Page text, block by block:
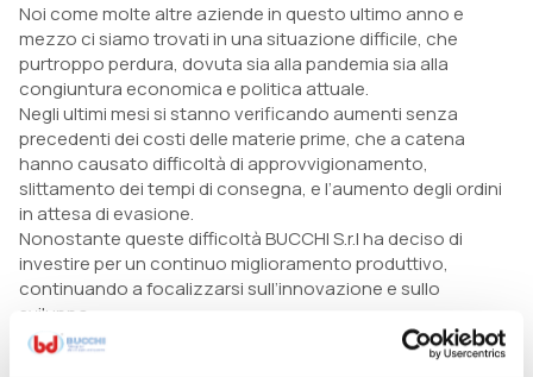
Noi come molte altre aziende in questo ultimo anno e
mezzo ci siamo trovati in una situazione difficile, che
purtroppo perdura, dovuta sia alla pandemia sia alla
congiuntura economica e politica attuale.
Negli ultimi mesi si stanno verificando aumenti senza
precedenti dei costi delle materie prime, che a catena
hanno causato difficoltà di approvvigionamento,
slittamento dei tempi di consegna, e l’aumento degli ordini
in attesa di evasione.
Nonostante queste difficoltà BUCCHI S.r.l ha deciso di
investire per un continuo miglioramento produttivo,
continuando a focalizzarsi sull’innovazione e sullo
sviluppo.
Abbiamo concentrato gli investimenti aziendali nel settore
produzione, con l’acquisto di strumentazioni aggiuntive tra